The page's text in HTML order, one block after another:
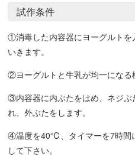
試作条件
①消毒した内容器にヨーグルトを
いきます。
②ヨーグルトと牛乳が均一になる
③内容器に内ぶたをはめ、ネジぶ
れ、外ぶたをします。
④温度を40℃、タイマーを7時間
して下さい。